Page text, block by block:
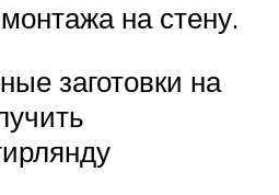
на стену.
заготовки на